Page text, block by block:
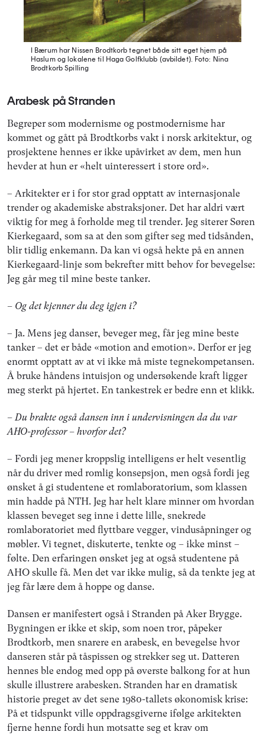
I Bærum har Nissen Brodtkorb tegnet både sitt eget hjem på
Haslum og lokalene til Haga Golfklubb (avbildet). Foto: Nina
Brodtkorb Spilling
Arabesk på Stranden
Begreper som modernisme og postmodernisme har
kommet og gått på Brodtkorbs vakt i norsk arkitektur, og
prosjektene hennes er ikke upåvirket av dem, men hun
hevder at hun er «helt uinteressert i store ord».
– Arkitekter er i for stor grad opptatt av internasjonale
trender og akademiske abstraksjoner. Det har aldri vært
viktig for meg å forholde meg til trender. Jeg siterer Søren
Kierkegaard, som sa at den som gifter seg med tidsånden,
blir tidlig enkemann. Da kan vi også hekte på en annen
Kierkegaard-linje som bekrefter mitt behov for bevegelse:
Jeg går meg til mine beste tanker.
– Og det kjenner du deg igjen i?
– Ja. Mens jeg danser, beveger meg, får jeg mine beste
tanker – det er både «motion and emotion». Derfor er jeg
enormt opptatt av at vi ikke må miste tegnekompetansen.
Å bruke håndens intuisjon og undersøkende kraft ligger
meg sterkt på hjertet. En tankestrek er bedre enn et klikk.
– Du brakte også dansen inn i undervisningen da du var
AHO-professor – hvorfor det?
– Fordi jeg mener kroppslig intelligens er helt vesentlig
når du driver med romlig konsepsjon, men også fordi jeg
ønsket å gi studentene et romlaboratorium, som klassen
min hadde på NTH. Jeg har helt klare minner om hvordan
klassen beveget seg inne i dette lille, snekrede
romlaboratoriet med flyttbare vegger, vindusåpninger og
møbler. Vi tegnet, diskuterte, tenkte og – ikke minst –
følte. Den erfaringen ønsket jeg at også studentene på
AHO skulle få. Men det var ikke mulig, så da tenkte jeg at
jeg får lære dem å hoppe og danse.
Dansen er manifestert også i Stranden på Aker Brygge.
Bygningen er ikke et skip, som noen tror, påpeker
Brodtkorb, men snarere en arabesk, en bevegelse hvor
danseren står på tåspissen og strekker seg ut. Datteren
hennes ble endog med opp på øverste balkong for at hun
skulle illustrere arabesken. Stranden har en dramatisk
historie preget av det sene 1980-tallets økonomisk krise:
På et tidspunkt ville oppdragsgiverne ifølge arkitekten
fjerne henne fordi hun motsatte seg et krav om